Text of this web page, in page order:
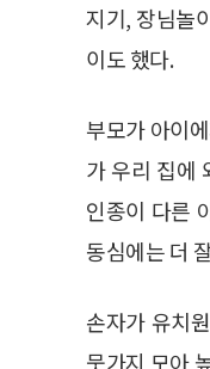
지기, 장님놀
이도 했다.
부모가 아이
가 우리 집에
인종이 다른
동심에는 더
손자가 유치
뭇가지 모아